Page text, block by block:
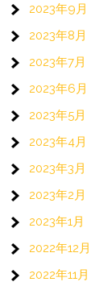
2023年9月
2023年8月
2023年7月
2023年6月
2023年5月
2023年4月
2023年3月
2023年2月
2023年1月
2022年12月
2022年11月